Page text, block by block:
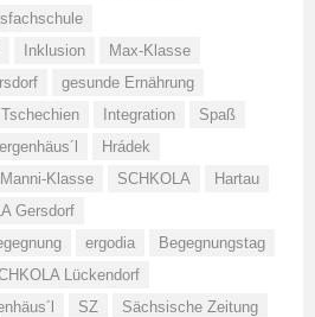
Inklusion
Max-Klasse
gesunde Ernährung
Tschechien Integration
Spaß
Hrádek
Manni-Klasse SCHKOLA
Hartau
Gersdorf
ergodia
Begegnungstag
Lückendorf
SZ
Sächsische Zeitung